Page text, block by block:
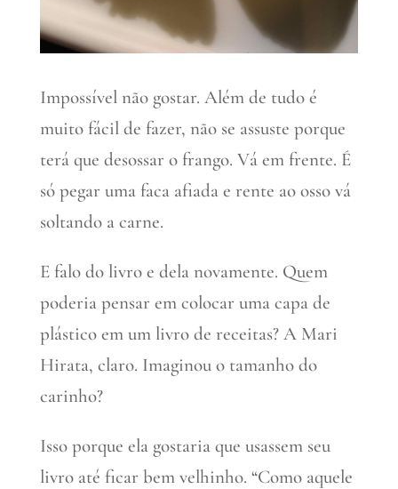
Impossível não gostar. Além de tudo é
muito fácil de fazer, não se assuste porque
terá que desossar o frango. Vá em frente. É
só pegar uma faca afiada e rente ao osso vá
soltando a carne.
E falo do livro e dela novamente. Quem
poderia pensar em colocar uma capa de
plástico em um livro de receitas? A Mari
Hirata, claro. Imaginou o tamanho do
carinho?
Isso porque ela gostaria que usassem seu
livro até ficar bem velhinho. “Como aquele